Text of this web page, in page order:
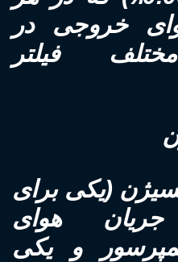
خروجی در
فیلتر
(یکی برای
جریان هوای
و یکی